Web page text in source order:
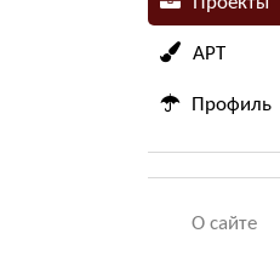
АРТ
Профиль
О сайте